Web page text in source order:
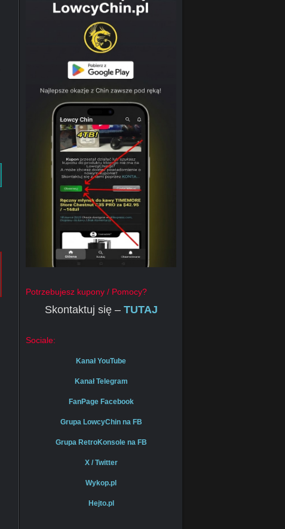
Potrzebujesz kupony / Pomocy?
Skontaktuj się – TUTAJ
Sociale:
Kanał YouTube
Kanał Telegram
FanPage Facebook
Grupa LowcyChin na FB
Grupa RetroKonsole na FB
X / Twitter
Wykop.pl
Hejto.pl